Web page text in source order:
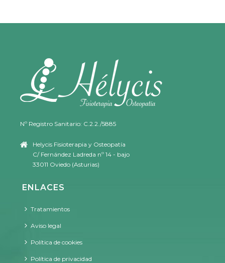
Nº Registro Sanitario: C.2.2./5885
Helycis Fisioterapia y Osteopatía
C/ Fernández Ladreda nº 14 - bajo
33011 Oviedo (Asturias)
ENLACES
Tratamientos
Aviso legal
Política de cookies
Política de privacidad